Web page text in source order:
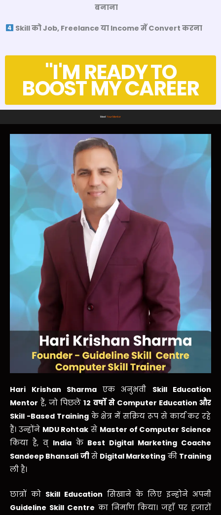
बनाना
Skill को Job, Freelance या Income में Convert करना
"I'M READY TO
BOOST MY CAREER
MeetYour Mentor
Hari Krishan Sharma एक अनुभवी Skill Education
Mentor हैं, जो पिछले12 वर्षों सेComputer Educationऔर
Skill -Based Trainingके क्षेत्र में सक्रिय रूप से कार्य कर रहे
हैं। उन्होंने MDU Rohtak से Master of Computer Science
किया है, व् Indiaके Best Digital Marketing Coache
Sandeep Bhansali जीसे Digital Marketing की Training
ली है।
छात्रों को Skill Education सिखाने के लिए इन्होने अपनी
Guideline Skill Centre का निर्माण किया। जहाँ पर हजारों